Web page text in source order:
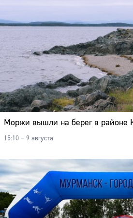
Моржи вышли на берег в районе
15:10 – 9 августа